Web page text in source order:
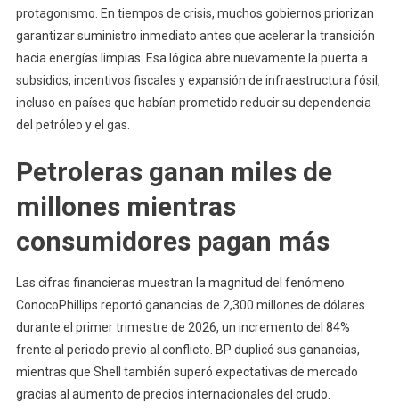
protagonismo. En tiempos de crisis, muchos gobiernos priorizan
garantizar suministro inmediato antes que acelerar la transición
hacia energías limpias. Esa lógica abre nuevamente la puerta a
subsidios, incentivos fiscales y expansión de infraestructura fósil,
incluso en países que habían prometido reducir su dependencia
del petróleo y el gas.
Petroleras ganan miles de
millones mientras
consumidores pagan más
Las cifras financieras muestran la magnitud del fenómeno.
ConocoPhillips reportó ganancias de 2,300 millones de dólares
durante el primer trimestre de 2026, un incremento del 84%
frente al periodo previo al conflicto. BP duplicó sus ganancias,
mientras que Shell también superó expectativas de mercado
gracias al aumento de precios internacionales del crudo.